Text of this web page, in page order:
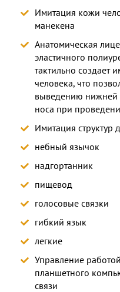
Имитация кожи
манекена
Анатомическая
эластичного
тактильно создает
человека, что
выведению нижней
носа при
Имитация структур
небный язычок
надгортанник
пищевод
голосовые связки
гибкий язык
легкие
Управление
планшетного
связи